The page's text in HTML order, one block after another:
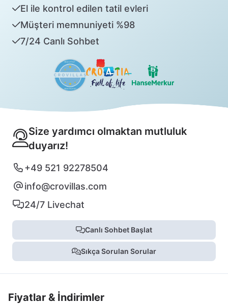
El ile kontrol edilen tatil evleri
Müşteri memnuniyeti %98
7/24 Canlı Sohbet
Size yardımcı olmaktan mutluluk
duyarız!
+49 521 92278504
info@crovillas.com
24/7 Livechat
Canlı Sohbet Başlat
Sıkça Sorulan Sorular
Fiyatlar & İndirimler